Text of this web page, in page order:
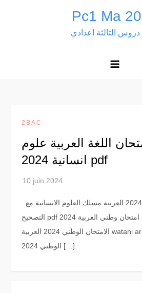
Pc1 Ma
الثالثة اعدادي
2BAC
اللغة العربية علوم
انسانية 2024 pdf
التصحيح pdf وطني العربية 2024 امتحان وطني العربية 2024
الامتحان الوطني 2024 العربية watani arabe 2024 الامتحان
الوطني 2024 […]